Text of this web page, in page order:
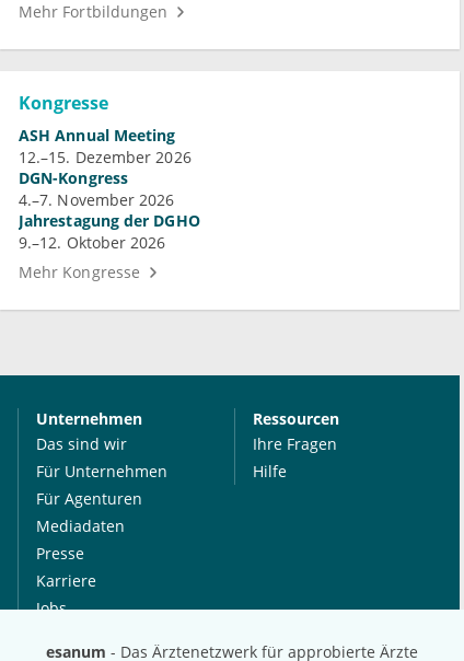
esanum - Das Ärztenetzwerk für approbierte Ärzte
Mehr Fortbildungen
Kongresse
ASH Annual Meeting
12.–15. Dezember 2026
DGN-Kongress
4.–7. November 2026
Jahrestagung der DGHO
9.–12. Oktober 2026
Mehr Kongresse
Unternehmen
Das sind wir
Für Unternehmen
Für Agenturen
Mediadaten
Presse
Karriere
Jobs
Ressourcen
Ihre Fragen
Hilfe